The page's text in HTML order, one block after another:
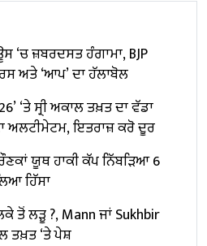
‘ਚ ਜ਼ਬਰਦਸਤ ਹੰਗਾਮਾ, BJP
ਅਤੇ ‘ਆਪ’ ਦਾ ਹੱਲਾਬੋਲ
‘ਤੇ ਸ੍ਰੀ ਅਕਾਲ ਤਖ਼ਤ ਦਾ ਵੱਡਾ
ਅਲਟੀਮੇਟਮ, ਇਤਰਾਜ਼ ਕਰੋ ਦੂਰ
ਯੂਥ ਹਾਕੀ ਕੱਪ ਨਿੱਬੜਿਆ 6
ਹਿੱਸਾ
ਤੋਂ ਲੜੂ ?, Mann ਜਾਂ Sukhbir
ਤਖ਼ਤ ‘ਤੇ ਪੇਸ਼